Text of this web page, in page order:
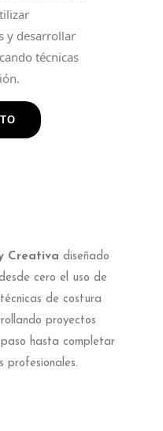
y desarrollar
técnicas
Creativa diseñado
cero el uso de
de costura
proyectos
hasta completar
profesionales.